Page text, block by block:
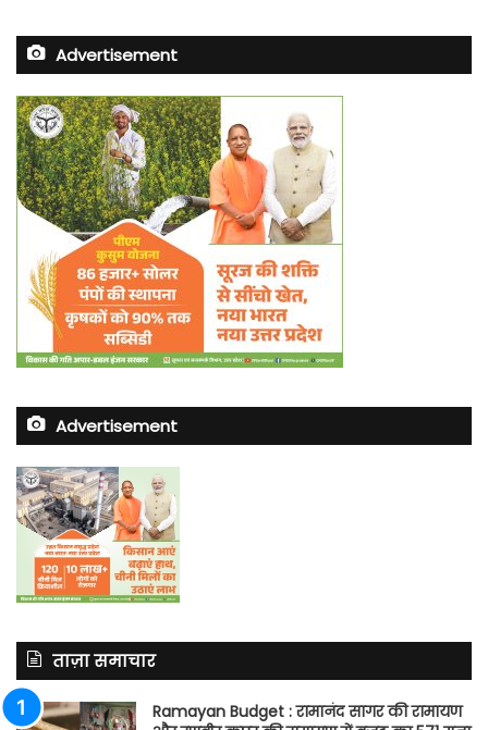
Advertisement
Advertisement
ताज़ा समाचार
Ramayan Budget : रामानंद सागर की रामायण